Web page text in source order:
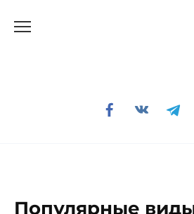
Популярные